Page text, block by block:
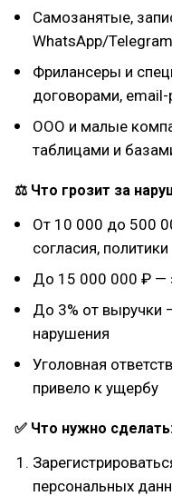
Самозанятые,
WhatsApp/Telegram
Фрилансеры и
договорами,
ООО и малые
таблицами и
⚖ Что грозит за
От 10 000 до 500
согласия,
До 15 000 000 ₽ —
До 3% от выручки
нарушения
Уголовная
привело к ущербу
✅ Что нужно
персональных